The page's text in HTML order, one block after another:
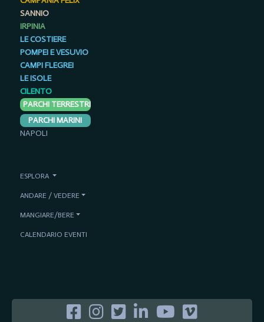
SANNIO
IRPINIA
LE COSTIERE
POMPEI E VESUVIO
CAMPI FLEGREI
LE ISOLE
CILENTO
PARCHI TERRESTRI
PARCHI MARINI
NAPOLI
ESPLORA
ANDARE / VEDERE
MANGIARE/BERE
CALENDARIO EVENTI